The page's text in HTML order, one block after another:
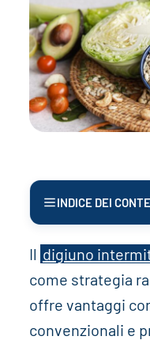
INDICE DEI
Il digiuno
come strategia
offre vantaggi
convenzionali e